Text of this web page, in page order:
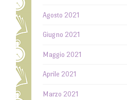
Agosto 2021
Giugno 2021
Maggio 2021
Aprile 2021
Marzo 2021